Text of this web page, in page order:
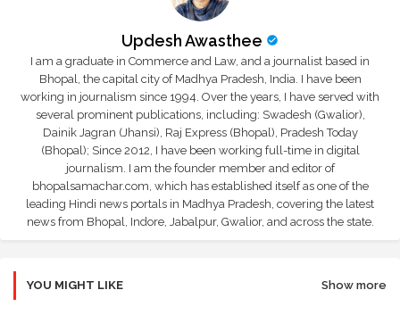
Updesh Awasthee
I am a graduate in Commerce and Law, and a journalist based in
Bhopal, the capital city of Madhya Pradesh, India. I have been
working in journalism since 1994. Over the years, I have served with
several prominent publications, including: Swadesh (Gwalior),
Dainik Jagran (Jhansi), Raj Express (Bhopal), Pradesh Today
(Bhopal); Since 2012, I have been working full-time in digital
journalism. I am the founder member and editor of
bhopalsamachar.com, which has established itself as one of the
leading Hindi news portals in Madhya Pradesh, covering the latest
news from Bhopal, Indore, Jabalpur, Gwalior, and across the state.
YOU MIGHT LIKE Show more